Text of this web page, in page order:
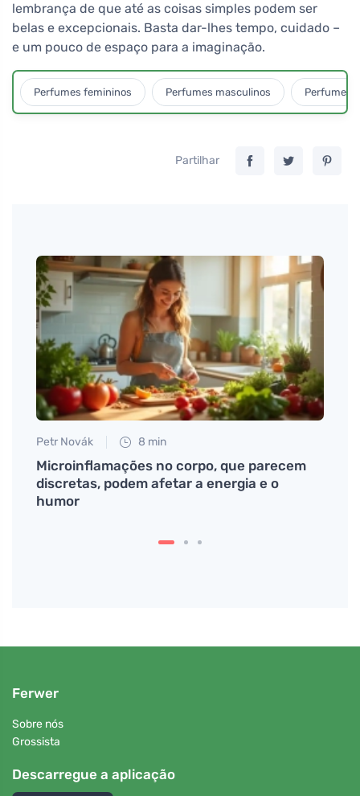
lembrança de que até as coisas simples podem ser
belas e excepcionais. Basta dar-lhes tempo, cuidado –
e um pouco de espaço para a imaginação.
Perfumes femininos Perfumes masculinos Perfumes
Partilhar
Petr Novák 8 min
Microinflamações no corpo, que parecem
discretas, podem afetar a energia e o
humor
Ferwer
Sobre nós
Grossista
Descarregue a aplicação